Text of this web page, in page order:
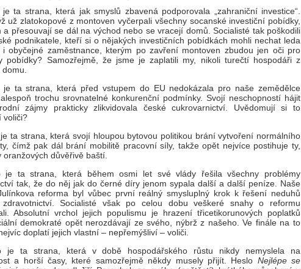
ta strana, která jak smyslů zbavená podporovala „zahraniční investice“.
už zlatokopové z montoven vyčerpali všechny socanské investiční pobídky,
a přesouvají se dál na východ nebo se vracejí domů. Socialisté tak poškodili
podnikatele, kteří si o nějakých investičních pobídkách mohli nechat leda
obyčejné zaměstnance, kterým po zavření montoven zbudou jen oči pro
pobídky? Samozřejmě, že jsme je zaplatili my, nikoli turečtí hospodáři z
je ta strana, která před vstupem do EU nedokázala pro naše zemědělce
trochu srovnatelné konkurenční podmínky. Svojí neschopností hájit
zájmy prakticky zlikvidovala české cukrovarnictví. Uvědomují si to
voliči?
ta strana, která svojí hloupou bytovou politikou brání vytvoření normálního
čímž pak dál brání mobilitě pracovní síly, takže opět nejvíce postihuje ty,
oranžových důvěřivě baští.
je ta strana, která během osmi let své vlády řešila všechny problémy
tak, že do něj jak do černé díry jenom sypala další a další peníze. Naše
reforma byl vůbec první reálný smysluplný krok k řešení neduhů
zdravotnictví. Socialisté však po celou dobu veškeré snahy o reformu
Absolutní vrchol jejich populismu je hrazení třicetikorunových poplatků
demokraté opět nerozdávají ze svého, nýbrž z našeho. Ve finále na to
doplatí jejich vlastní – nepřemýšliví – voliči.
je ta strana, která v době hospodářského růstu nikdy nemyslela na
a horší časy, které samozřejmě někdy musely přijít. Heslo Nejlépe se